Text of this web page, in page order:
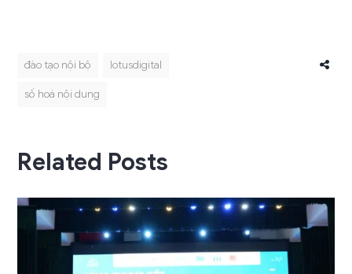
đào tạo nội bộ lotusdigital
số hoá nội dung
Related Posts